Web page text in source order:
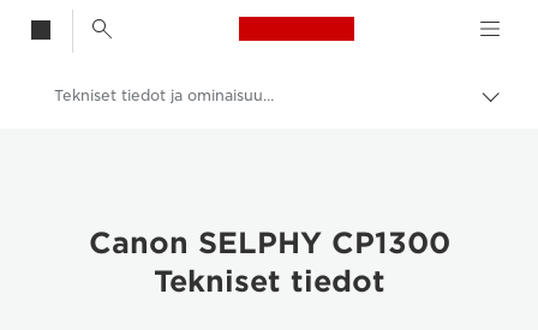
Canon Logo, back
Canon SELPHY CP1300 – Tulostimet
Tekniset tiedot ja ominaisuudet – Canon SELPHY CP1300
Canon SELPHY CP1300
Tekniset tiedot